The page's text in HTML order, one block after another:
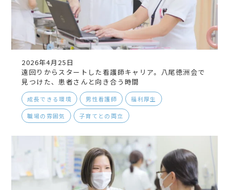
2026年4月25日
遠回りからスタートした看護師キャリア。八尾徳洲会で
見つけた、患者さんと向き合う時間
成長できる環境 男性看護師 福利厚生
職場の雰囲気 子育てとの両立